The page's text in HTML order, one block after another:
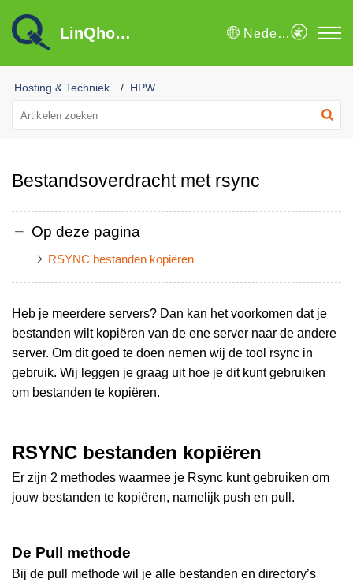
LinQhost B.V. Kennisbank Nederlands
Hosting & Techniek HPW
Bestandsoverdracht met rsync
Op deze pagina
RSYNC bestanden kopiëren
Heb je meerdere servers? Dan kan het voorkomen dat je
bestanden wilt kopiëren van de ene server naar de andere
server. Om dit goed te doen nemen wij de tool rsync in
gebruik. Wij leggen je graag uit hoe je dit kunt gebruiken
om bestanden te kopiëren.
RSYNC bestanden kopiëren
Er zijn 2 methodes waarmee je Rsync kunt gebruiken om
jouw bestanden te kopiëren, namelijk push en pull.
De Pull methode
Bij de pull methode wil je alle bestanden en directory’s